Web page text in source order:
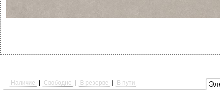
Наличие Свободно В резерве В пути